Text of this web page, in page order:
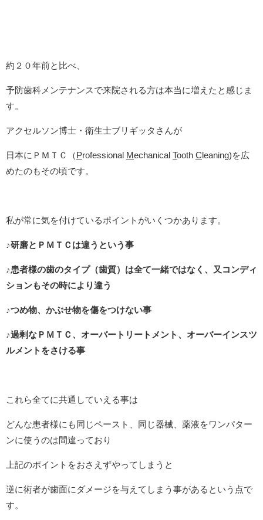
約２０年前と比べ、
予防歯科メンテナンスで来院される方は本当に増えたと感じま
す。
アクセルソン博士・衛生士ブリギッタさんが
日本にＰＭＴＣ（Professional Mechanical Tooth Cleaning)を広
めたのもその頃です。
私が常に気を付けているポイントがいくつかあります。
♪研磨とＰＭＴＣは違うという事
♪患者様の歯のタイプ（歯質）は全て一緒ではなく、又コンディ
ションもその時により違う
♪つめ物、かぶせ物を傷をつけない事
♪過剰なＰＭＴＣ、オーバートリートメント、オーバーインスツ
ルメントをさける事
これら全てに共通していえる事は
どんな患者様にも同じペースト、同じ器械、薬液をワンパター
ンに使うのは間違っており
上記のポイントをおさえずやってしまうと
逆に術者が歯面にダメージを与えてしまう事があるという点で
す。